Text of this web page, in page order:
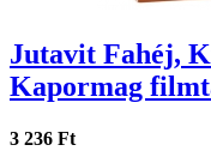
Jutavit Fahéj,
Kapormag
3 236 Ft